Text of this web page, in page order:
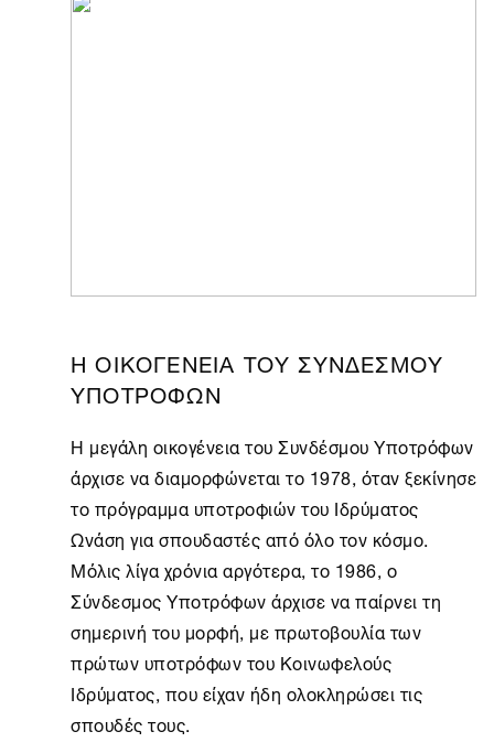
Η ΟΙΚΟΓΕΝΕΙΑ ΤΟΥ ΣΥΝΔΕΣΜΟΥ
ΥΠΟΤΡΟΦΩΝ
Η μεγάλη οικογένεια του Συνδέσμου Υποτρόφων
άρχισε να διαμορφώνεται το 1978, όταν ξεκίνησε
το πρόγραμμα υποτροφιών του Ιδρύματος
Ωνάση για σπουδαστές από όλο τον κόσμο.
Μόλις λίγα χρόνια αργότερα, το 1986, ο
Σύνδεσμος Υποτρόφωνάρχισε να παίρνει τη
σημερινή του μορφή, με πρωτοβουλία των
πρώτων υποτρόφων του Κοινωφελούς
Ιδρύματος, που είχαν ήδη ολοκληρώσει τις
σπουδές τους.